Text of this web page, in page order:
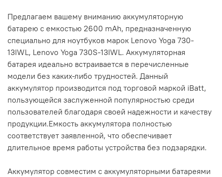
Предлагаем вашему вниманию аккумуляторную
батарею с емкостью 2600 mAh, предназначенную
специально для ноутбуков марок Lenovo Yoga 730-
13IWL, Lenovo Yoga 730S-13IWL. Аккумуляторная
батарея идеально встраивается в перечисленные
модели без каких-либо трудностей. Данный
аккумулятор производится под торговой маркой iBatt,
пользующейся заслуженной популярностью среди
пользователей благодаря своей надежности и качеству
продукции.Емкость аккумулятора полностью
соответствует заявленной, что обеспечивает
длительное время работы устройства без подзарядки.
Аккумулятор совместим с аккумуляторными батареями